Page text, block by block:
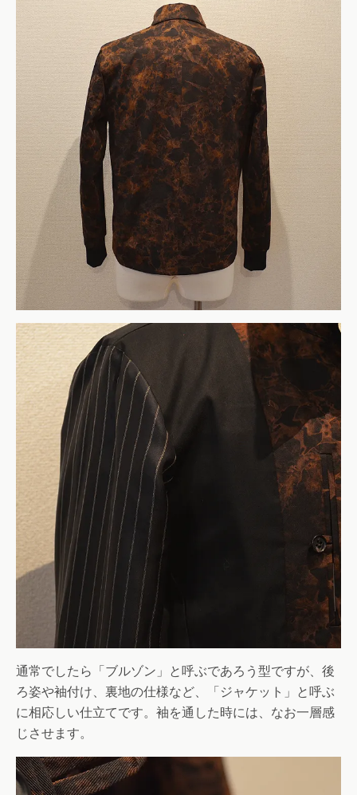
通常でしたら「ブルゾン」と呼ぶであろう型ですが、後
ろ姿や袖付け、裏地の仕様など、「ジャケット」と呼ぶ
に相応しい仕立てです。袖を通した時には、なお一層感
じさせます。